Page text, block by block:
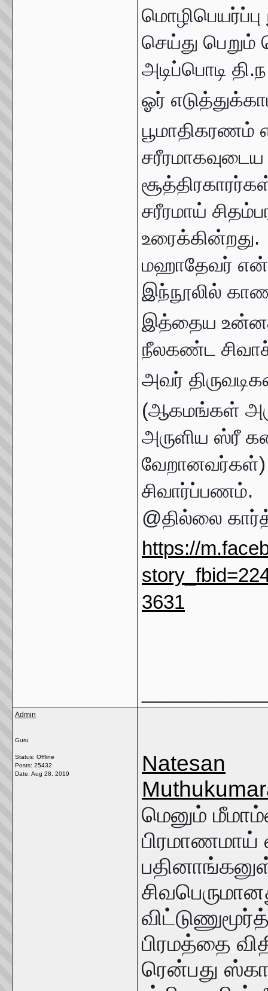
மொழிபெயர்ப்பு
செய்து
அடிப்பொடி
ஓர்
பூமாதிகரணம்
சரீரமாய்
உரைக்கின்றது.
மஹாதேவர்
இந்நூலில்
இத்தைய
நீலகண்ட
அவர்
(ஆகமங்கள்
அருளிய ஸ்ரீ
வேறானவர்கள்)
சிவார்ப்பணம்.
@தில்லை
https://
3631
Admin
Guru
Status: Offline
Posts: 25432
Date: Aug 28, 2019
Natesan
மெனும்
பிரமாணமாய்
பிரமத்தை
ரென்பது